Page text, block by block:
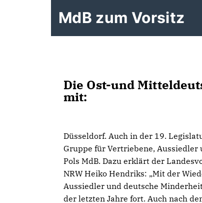
MdB zum Vorsitz
Die Ost-und
mit:
Düsseldorf. Auch in der 19.
Gruppe für Vertriebene,
Pols MdB. Dazu erklärt der
NRW Heiko Hendriks: „Mit der
Aussiedler und deutsche
der letzten Jahre fort. Auch nach